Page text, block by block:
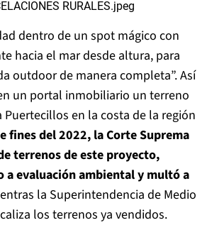
dentro de un spot mágico con
hacia el mar desde altura, para
outdoor de manera completa”. Así
un portal inmobiliario un terreno
en la costa de la región
fines del 2022, la Corte Suprema
terrenos de este proyecto,
a evaluación ambiental y multó a
la Superintendencia de Medio
los terrenos ya vendidos.